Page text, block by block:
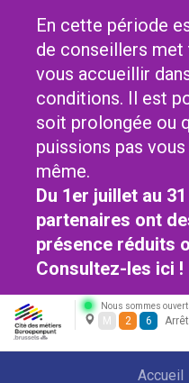
En cette période
de conseillers
vous accueillir
conditions. Il est
soit prolongée ou
puissions pas
même.
Du 1er juillet au
partenaires ont
présence réduits
Consultez-les ici !
Nous sommes
M 2 6
Accueil